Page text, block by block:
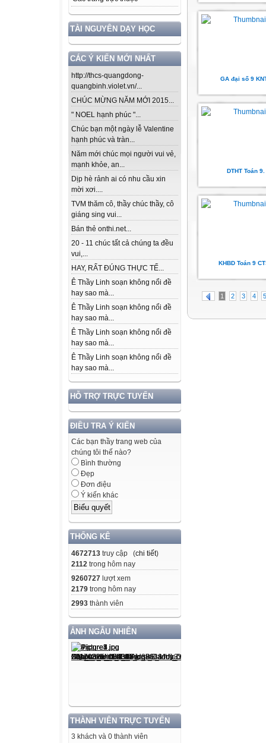
TÀI NGUYÊN DẠY HỌC
CÁC Ý KIẾN MỚI NHẤT
http://thcs-quangdong-
quangbinh.violet.vn/...
CHÚC MỪNG NĂM MỚI 2015...
" NOEL hạnh phúc "...
Chúc bạn một ngày lễ Valentine
hạnh phúc và tràn...
Năm mới chúc mọi người vui vẻ,
mạnh khỏe, an...
Dịp hè rảnh ai có nhu cầu xin
mời xơi....
TVM thăm cô, thầy chúc thầy, cô
giáng sing vui...
Bán thẻ onthi.net...
20 - 11 chúc tất cả chúng ta đều
vui,...
HAY, RẤT ĐÚNG THỰC TẾ...
Ê Thầy Linh soạn không nổi đề
hay sao mà...
Ê Thầy Linh soạn không nổi đề
hay sao mà...
Ê Thầy Linh soạn không nổi đề
hay sao mà...
Ê Thầy Linh soạn không nổi đề
hay sao mà...
HỖ TRỢ TRỰC TUYẾN
ĐIỀU TRA Ý KIẾN
Các bạn thầy trang web của
chúng tôi thế nào?
Bình thường
Đẹp
Đơn điệu
Ý kiến khác
THỐNG KÊ
4672713 truy cập (chi tiết)
2112 trong hôm nay
9260727 lượt xem
2179 trong hôm nay
2993 thành viên
ẢNH NGẪU NHIÊN
THÀNH VIÊN TRỰC TUYẾN
3 khách và 0 thành viên
GA đại số 9
DTHT Toán 9.
KHBD Toán 9
1 2 3 4 5